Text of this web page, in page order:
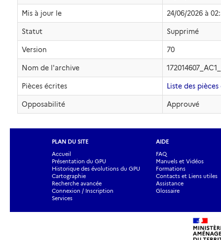
Mis à jour le 24/06/2026 à
Statut Supprimé
Version 70
Nom de l'archive
Pièces écrites Liste des
Opposabilité Approuvé
PLAN DU SITE
Accueil
Présentation du GPU
Historique des évolutions du GPU
Cartographie
Recherche avancée
Connexion / Inscription
Services
AIDE
FAQ
Manuels et Vidéos
Formations
Contacts et Liens utiles
Assistance
Glossaire